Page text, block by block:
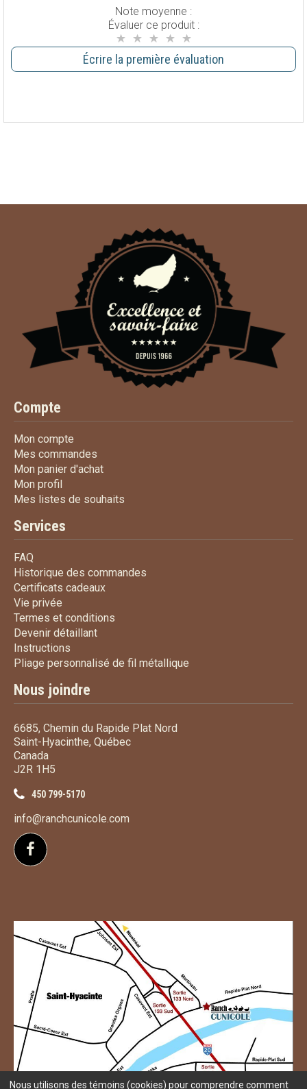
Note moyenne :
Évaluer ce produit :
Écrire la première évaluation
Compte
Mon compte
Mes commandes
Mon panier d'achatMon panier d'achat
Mon profil
Mes listes de souhaits
Services
FAQ
Historique des commandes
Certificats cadeauxCertificats cadeaux
Vie privée
Termes et conditions
Devenir détaillantDevenir détaillant
Instructions
Pliage personnalisé de fil métallique
Nous joindre
6685, Chemin du Rapide Plat Nord
Saint-Hyacinthe, Québec
Canada
J2R 1H5
450 799-5170
info@ranchcunicole.com
Suivez-nous sur Facebook
Nous utilisons des témoins (cookies) pour comprendre comment